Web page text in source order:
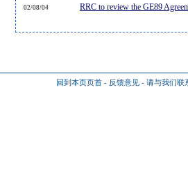
02/08/04 RRC to review the GE89
回到本页页首 - 反馈意见 - 请与我们联